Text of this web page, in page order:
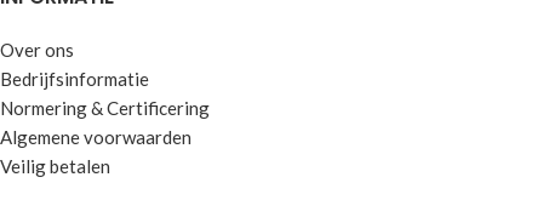
Over ons
Bedrijfsinformatie
Normering & Certificering
Algemene voorwaarden
Veilig betalen